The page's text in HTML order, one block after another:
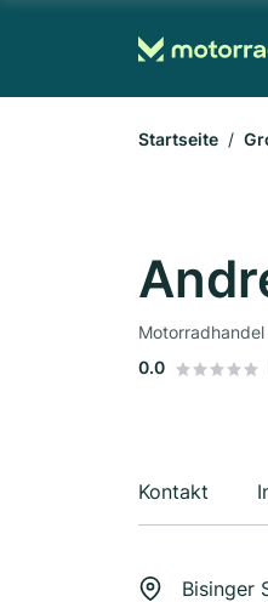
Startseite
0.0
Kontakt
Bisinger